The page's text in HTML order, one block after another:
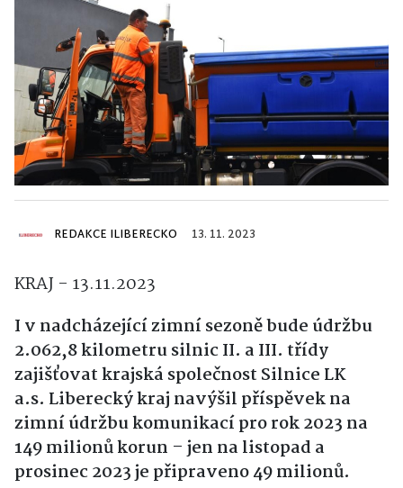
REDAKCE ILIBERECKO 13. 11. 2023
KRAJ - 13.11.2023
I v nadcházející zimní sezoně bude údržbu
2.062,8 kilometru silnic II. a III. třídy
zajišťovat krajská společnost Silnice LK
a.s. Liberecký kraj navýšil příspěvek na
zimní údržbu komunikací pro rok 2023 na
149 milionů korun – jen na listopad a
prosinec 2023 je připraveno 49 milionů.